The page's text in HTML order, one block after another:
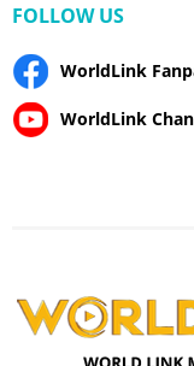
FOLLOW US
WorldLink
WorldLink